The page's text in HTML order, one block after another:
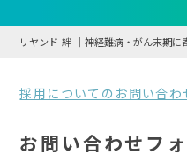
リヤンド-絆-｜神経難病・がん末期に
採用についてのお問い合わ
お問い合わせフ